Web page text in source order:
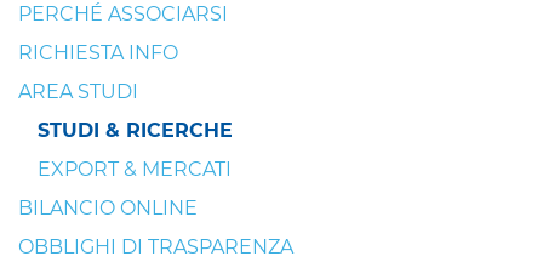
PERCHÉ ASSOCIARSI
RICHIESTA INFO
AREA STUDI
STUDI & RICERCHE
EXPORT & MERCATI
BILANCIO ONLINE
OBBLIGHI DI TRASPARENZA